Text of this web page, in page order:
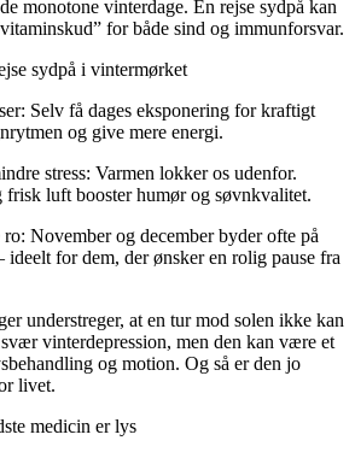
monotone vinterdage. En rejse sydpå kan
for både sind og immunforsvar.
sydpå i vintermørket
Selv få dages eksponering for kraftigt
og give mere energi.
stress: Varmen lokker os udenfor.
frisk luft booster humør og søvnkvalitet.
November og december byder ofte på
for dem, der ønsker en rolig pause fra
understreger, at en tur mod solen ikke kan
vinterdepression, men den kan være et
og motion. Og så er den jo
livet.
medicin er lys